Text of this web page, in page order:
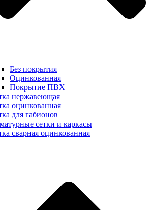
Без покрытия
Оцинкованная
Покрытие ПВХ
нержавеющая
оцинкованная
для габионов
сетки и каркасы
сварная оцинкованная